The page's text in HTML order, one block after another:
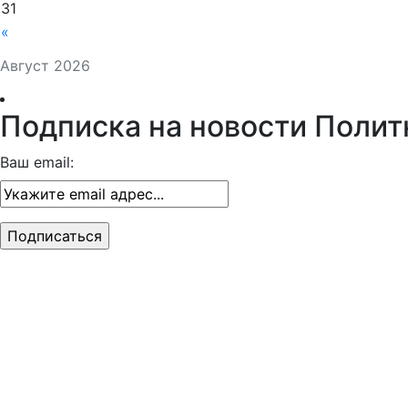
Август 2026
«
31
Подписка на новости
Ваш email: